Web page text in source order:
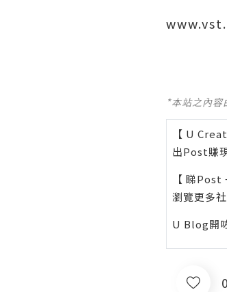
*本站之內容
【 U
出Post賺
【 睇Post
瀏覽更多
U Blog開